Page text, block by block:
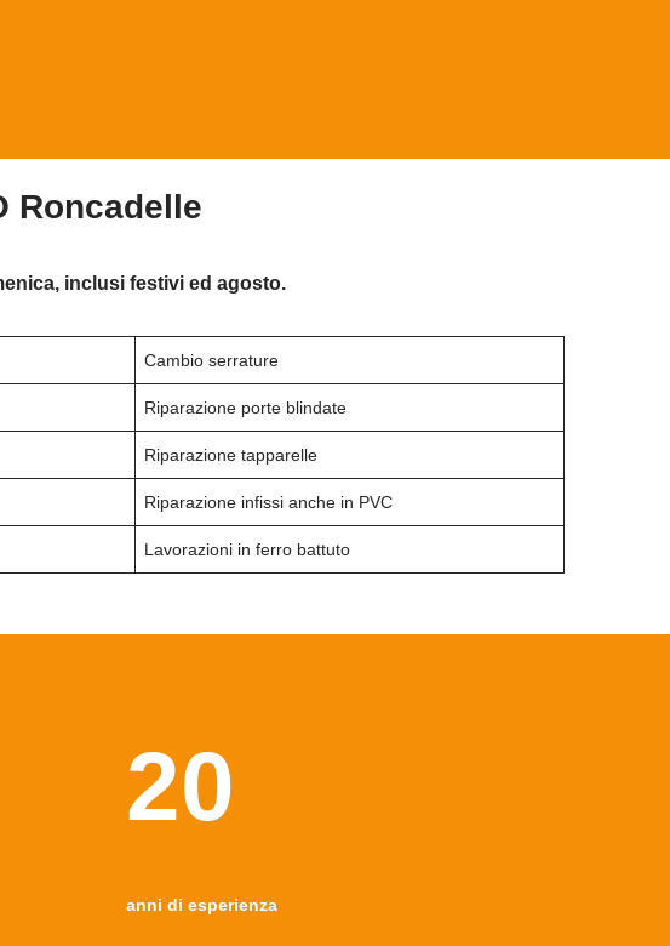
Roncadelle
inclusi festivi ed agosto.
Cambio serrature
Riparazione porte blindate
Riparazione tapparelle
Riparazione infissi anche in PVC
Lavorazioni in ferro battuto
20
anni di esperienza